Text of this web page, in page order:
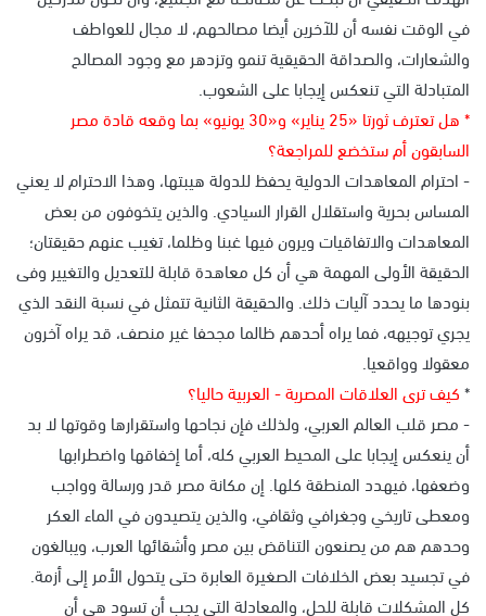
في الوقت نفسه أن للآخرين أيضا مصالحهم، لا مجال للعواطف
والشعارات، والصداقة الحقيقية تنمو وتزدهر مع وجود المصالح
المتبادلة التي تنعكس إيجابا على الشعوب.
* هل تعترف ثورتا «25 يناير» و«30 يونيو» بما وقعه قادة مصر
السابقون أم ستخضع للمراجعة؟
- احترام المعاهدات الدولية يحفظ للدولة هيبتها، وهذا الاحترام لا يعني
المساس بحرية واستقلال القرار السيادي. والذين يتخوفون من بعض
المعاهدات والاتفاقيات ويرون فيها غبنا وظلما، تغيب عنهم حقيقتان؛
الحقيقة الأولى المهمة هي أن كل معاهدة قابلة للتعديل والتغيير وفى
بنودها ما يحدد آليات ذلك. والحقيقة الثانية تتمثل في نسبة النقد الذي
يجري توجيهه، فما يراه أحدهم ظالما مجحفا غير منصف، قد يراه آخرون
معقولا وواقعيا.
*كيف ترى العلاقات المصرية - العربية حاليا؟
- مصر قلب العالم العربي، ولذلك فإن نجاحها واستقرارها وقوتها لا بد
أن ينعكس إيجابا على المحيط العربي كله، أما إخفاقها واضطرابها
وضعفها، فيهدد المنطقة كلها. إن مكانة مصر قدر ورسالة وواجب
ومعطى تاريخي وجغرافي وثقافي، والذين يتصيدون في الماء العكر
وحدهم هم من يصنعون التناقض بين مصر وأشقائها العرب، ويبالغون
في تجسيد بعض الخلافات الصغيرة العابرة حتى يتحول الأمر إلى أزمة.
كل المشكلات قابلة للحل، والمعادلة التي يجب أن تسود هي أن